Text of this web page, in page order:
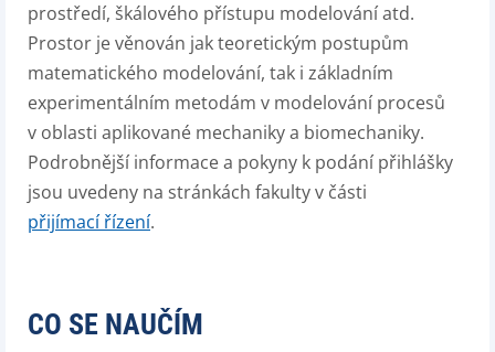
prostředí, škálového přístupu modelování atd.
Prostor je věnován jak teoretickým postupům
matematického modelování, tak i základním
experimentálním metodám v modelování procesů
v oblasti aplikované mechaniky a biomechaniky.
Podrobnější informace a pokyny k podání přihlášky
jsou uvedeny na stránkách fakulty v části
přijímací řízení.
CO SE NAUČÍM